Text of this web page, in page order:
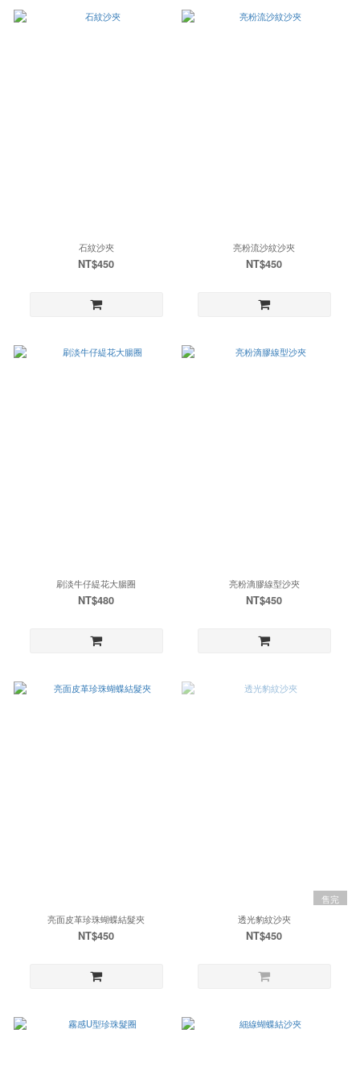
石紋沙夾
NT$450
亮粉流沙紋沙夾
NT$450
刷淡牛仔緹花大腸圈
NT$480
亮粉滴膠線型沙夾
NT$450
亮面皮革珍珠蝴蝶結髮夾
NT$450
售完
透光豹紋沙夾
NT$450